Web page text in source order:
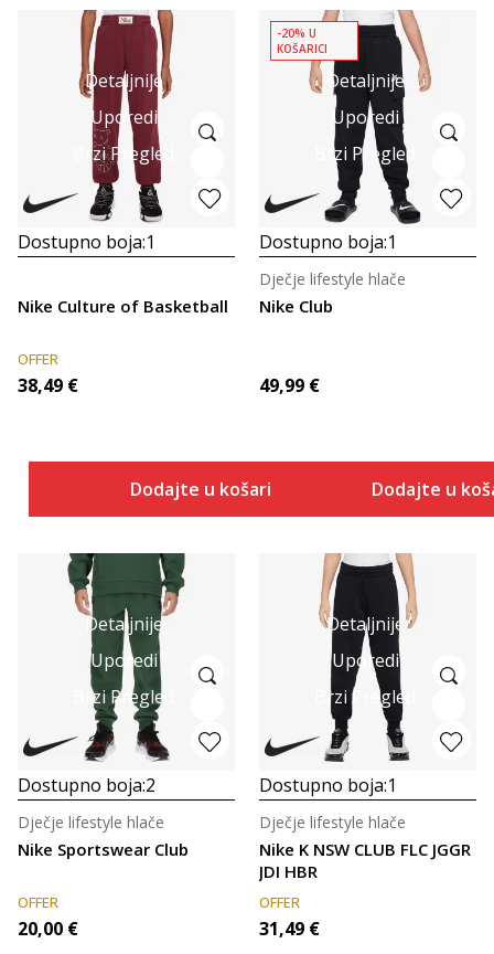
Detaljnije
Uporedi
Brzi Pregled
Dostupno boja:1
Nike Culture of Basketball
OFFER
38,49 €
Dodajte u košaricu
Detaljnije
Uporedi
Brzi Pregled
-20% U
KOŠARICI
Dostupno boja:1
Nike Club
Dječje lifestyle hlače
49,99 €
Dodajte u
Detaljnije
Uporedi
Brzi Pregled
Dostupno boja:2
Nike Sportswear Club
Dječje lifestyle hlače
OFFER
20,00 €
Detaljnije
Uporedi
Brzi Pregled
Dostupno boja:1
Nike K NSW CLUB FLC JGGR
JDI HBR
Dječje lifestyle hlače
OFFER
31,49 €